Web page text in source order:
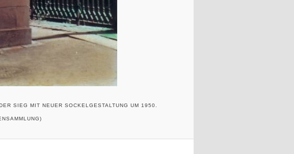
SIEG MIT NEUER SOCKELGESTALTUNG UM 1950.